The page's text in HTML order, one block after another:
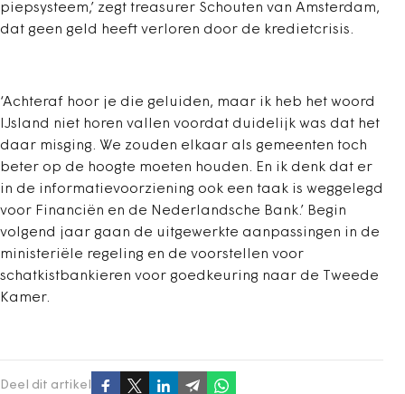
piepsysteem,’ zegt treasurer Schouten van Amsterdam,
dat geen geld heeft verloren door de kredietcrisis.
‘Achteraf hoor je die geluiden, maar ik heb het woord
IJsland niet horen vallen voordat duidelijk was dat het
daar misging. We zouden elkaar als gemeenten toch
beter op de hoogte moeten houden. En ik denk dat er
in de informatievoorziening ook een taak is weggelegd
voor Financiën en de Nederlandsche Bank.’ Begin
volgend jaar gaan de uitgewerkte aanpassingen in de
ministeriële regeling en de voorstellen voor
schatkistbankieren voor goedkeuring naar de Tweede
Kamer.
Deel dit artikel